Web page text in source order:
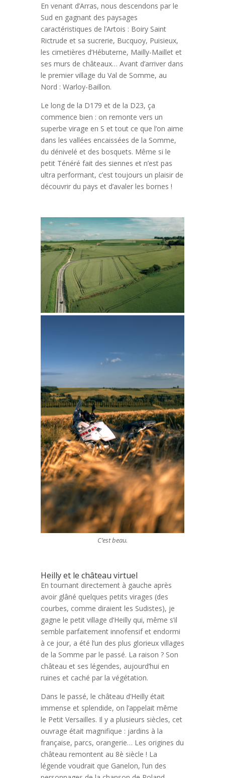
En venant d’Arras, nous descendons par le
Sud en gagnant des paysages
caractéristiques de l’Artois : Boiry Saint
Rictrude et sa sucrerie, Bucquoy, Puisieux,
les cimetières d’Hébuterne, Mailly-Maillet et
ses murs de châteaux… Avant d’arriver dans
le premier village du Val de Somme, au
Nord : Warloy-Baillon.
Le long de la D179 et de la D23, ça
commence bien : on remonte vers un
superbe virage en S et tout ce que l’on aime
dans les vallées encaissées de la Somme,
du dénivelé et des bosquets. Même si le
petit Ténéré fait des siennes et n’est pas
ultra performant, c’est toujours un plaisir de
découvrir du pays et d’avaler les bornes !
C’est beau.
Heilly et le château virtuel
En tournant directement à gauche après
avoir glâné quelques petits virages (des
courbes, comme diraient les Sudistes), je
gagne le petit village d’Heilly qui, même s’il
semble parfaitement innofensif et endormi
à ce jour, a été l’un des plus glorieux villages
de la Somme par le passé. La raison ? Son
château et ses légendes, aujourd’hui en
ruines et caché par la végétation.
Dans le passé, le château d’Heilly était
immense et splendide, on l’appelait même
le Petit Versailles. Il y a plusieurs siècles, cet
ouvrage était magnifique : jardins à la
française, parcs, orangerie… Les origines du
château remontent au 8è siècle ! La
légende voudrait que Ganelon, l’un des